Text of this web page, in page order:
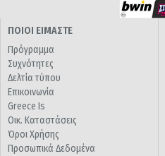
ΠΟΙΟΙ ΕΙΜΑΣΤΕ
Πρόγραμμα
Συχνότητες
Δελτία τύπου
Επικοινωνία
Greece Is
Οικ. Καταστάσεις
Όροι Χρήσης
Προσωπικά Δεδομένα